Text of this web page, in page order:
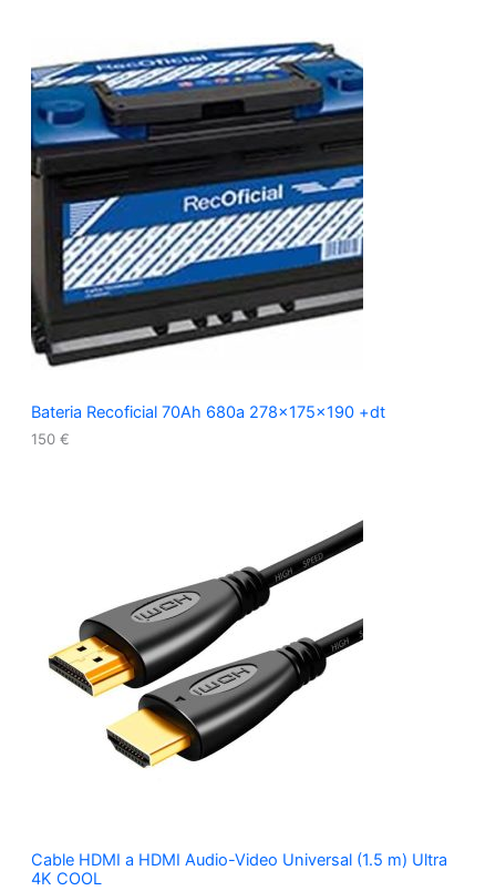
Bateria Recoficial 70Ah 680a 278x175x190 +dt
150 €
Cable HDMI a HDMI Audio-Video Universal (1.5 m) Ultra
4K COOL